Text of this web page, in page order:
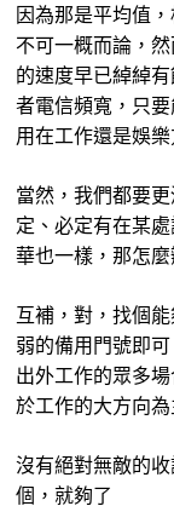
因為那是平均值
不可一概而論，
的速度早已綽綽
者電信頻寬，只
用在工作還是娛
當然，我們都要
定、必定有在某
華也一樣，那怎麼
互補，對，找個
弱的備用門號即
出外工作的眾多
於工作的大方向
沒有絕對無敵的
個，就夠了